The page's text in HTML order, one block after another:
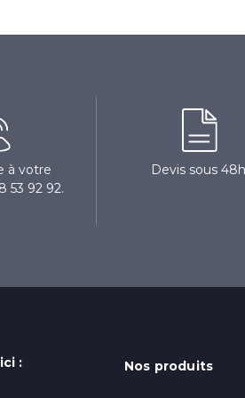
à votre
53 92 92.
Devis sous
: Nos produits